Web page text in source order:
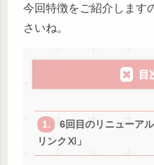
今回特徴をご紹介します
さいね。
目
6回目のリニューア
リンクⅪ」